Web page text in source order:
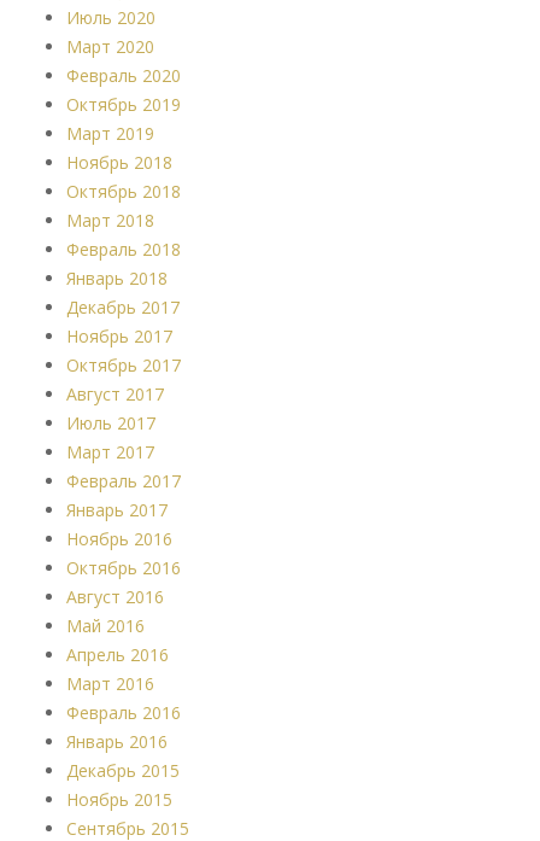
Июль 2020
Март 2020
Февраль 2020
Октябрь 2019
Март 2019
Ноябрь 2018
Октябрь 2018
Март 2018
Февраль 2018
Январь 2018
Декабрь 2017
Ноябрь 2017
Октябрь 2017
Август 2017
Июль 2017
Март 2017
Февраль 2017
Январь 2017
Ноябрь 2016
Октябрь 2016
Август 2016
Май 2016
Апрель 2016
Март 2016
Февраль 2016
Январь 2016
Декабрь 2015
Ноябрь 2015
Сентябрь 2015